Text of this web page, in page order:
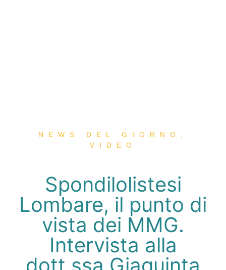
NEWS DEL GIORNO
VIDEO
Spondilolistesi
Lombare, il punto di
vista dei MMG.
Intervista alla